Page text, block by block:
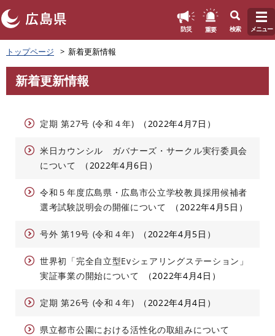
ペ
ー
ジ
先
防災 重要 検索 メニュー
トップページ 新着更新情報
文
新着更新情報
定期 第27号 (令和４年) 2022年4月7日
米日カウンシル ガバナーズ・サークル実行委員会
について
2022年4月6日
令和５年度広島県・広島市公立学校教員採用候補者
選考試験説明会の開催について
2022年4月5日
号外 第19号 (令和４年) 2022年4月5日
世界初「完全自立型Evシェアリングステーション」
実証事業の開始について
2022年4月4日
定期 第26号 (令和４年) 2022年4月4日
県立都市公園における活性化の取組みについて